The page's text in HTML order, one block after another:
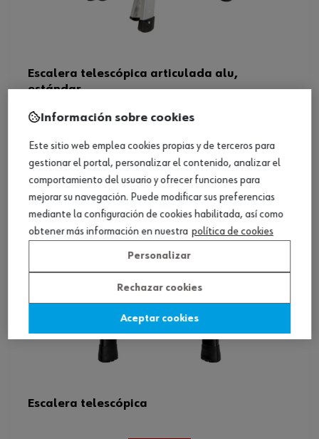
Escalera telescópica articulada alu,
estándar
Ver producto
Escalera telescópica
Información sobre cookies
Este sitio web emplea cookies propias y de terceros para
gestionar el portal, personalizar el contenido, analizar el
comportamiento del usuario y ofrecer funciones para
mejorar su navegación. Puede modificar sus preferencias
mediante la configuración de cookies habilitada, así como
obtener más información en nuestra política de cookies
Personalizar
Rechazar cookies
Aceptar cookies